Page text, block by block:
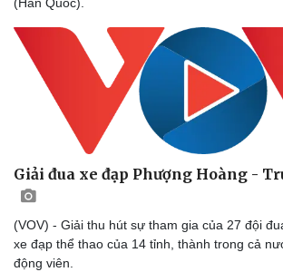
Giải đua xe đạp Phượng Hoàng -
(VOV) - Giải thu hút sự tham gia của 27 đội
xe đạp thể thao của 14 tỉnh, thành trong cả
động viên.